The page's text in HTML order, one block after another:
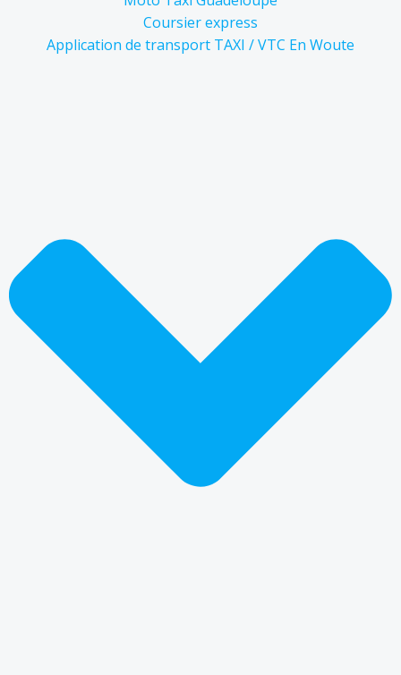
Coursier express
Application de transport TAXI / VTC En Woute